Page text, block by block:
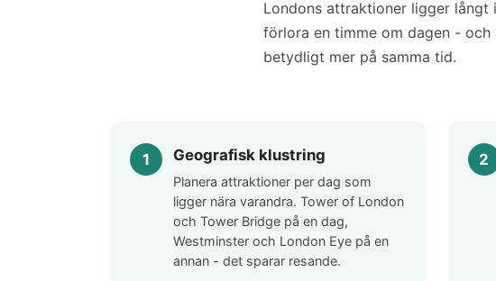
Londons attraktioner ligger långt
förlora en timme om dagen -
betydligt mer på samma tid.
Geografisk klustring
Planera attraktioner per dag som
ligger nära varandra. Tower of London
och Tower Bridge på en dag,
Westminster och London Eye på en
annan - det sparar resande.